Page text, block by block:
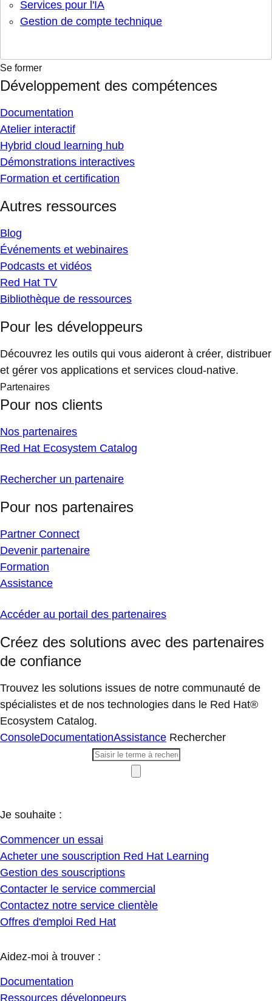
Services pour l'IA
Gestion de compte technique
Se former
Développement des compétences
Documentation
Atelier interactif
Hybrid cloud learning hub
Démonstrations interactives
Formation et certification
Autres ressources
Blog
Événements et webinaires
Podcasts et vidéos
Red Hat TV
Bibliothèque de ressources
Pour les développeurs
Découvrez les outils qui vous aideront à créer, distribuer
et gérer vos applications et services cloud-native.
Partenaires
Pour nos clients
Nos partenaires
Red Hat Ecosystem Catalog
Rechercher un partenaire
Pour nos partenaires
Partner Connect
Devenir partenaire
Formation
Assistance
Accéder au portail des partenaires
Créez des solutions avec des partenaires
de confiance
Trouvez les solutions issues de notre communauté de
spécialistes et de nos technologies dans le Red Hat®
Ecosystem Catalog.
ConsoleDocumentationAssistance Rechercher
Je souhaite :
Commencer un essai
Acheter une souscription Red Hat Learning
Gestion des souscriptions
Contacter le service commercial
Contactez notre service clientèle
Offres d'emploi Red Hat
Aidez-moi à trouver :
Documentation
Ressources développeurs